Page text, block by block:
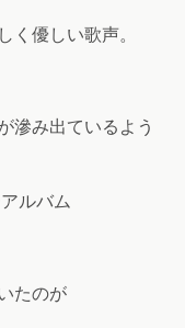
く優しい歌声。
滲み出ているよう
ルバム
たのが